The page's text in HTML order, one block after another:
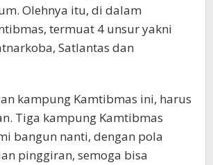
Olehnya itu, di dalam
termuat 4 unsur yakni
Satlantas dan
kampung Kamtibmas ini, harus
Tiga kampung Kamtibmas
bangun nanti, dengan pola
pinggiran, semoga bisa